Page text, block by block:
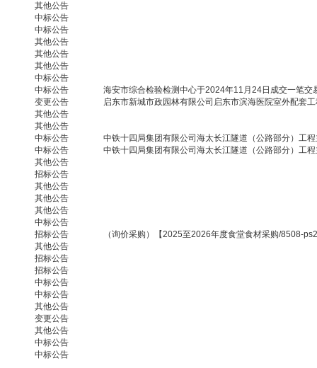
其他公告
中标公告
中标公告
其他公告
其他公告
其他公告
中标公告
中标公告
海安市综合检验检测中心于2024年11月24日成交一笔交
变更公告
启东市新城市政园林有限公司启东市滨海医院室外配套
其他公告
其他公告
中标公告
中铁十四局集团有限公司海太长江隧道（公路部分）工
中标公告
中铁十四局集团有限公司海太长江隧道（公路部分）工
其他公告
招标公告
其他公告
其他公告
其他公告
中标公告
招标公告
（询价采购）【2025至2026年度食堂食材采购/8508-
其他公告
招标公告
招标公告
中标公告
中标公告
其他公告
变更公告
其他公告
中标公告
中标公告